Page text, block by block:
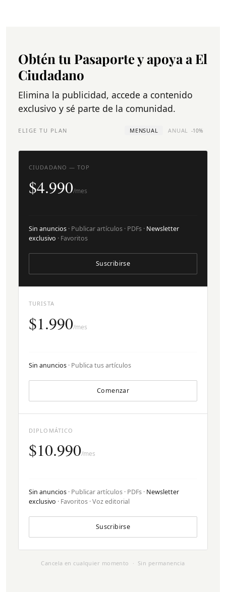
Obtén tu Pasaporte y apoya a El
Ciudadano
Elimina la publicidad, accede a contenido
exclusivo y sé parte de la comunidad.
ELIGE TU PLAN MENSUAL ANUAL -10%
TURISTA
$1.990/mes
Sin anuncios · Publica tus artículos
Comenzar
CIUDADANO — TOP
$4.990/mes
Sin anuncios · Publicar artículos · PDFs · Newsletter
exclusivo · Favoritos
Suscribirse
DIPLOMÁTICO
$10.990/mes
Sin anuncios · Publicar artículos · PDFs · Newsletter
exclusivo · Favoritos · Voz editorial
Suscribirse
Cancela en cualquier momento · Sin permanencia